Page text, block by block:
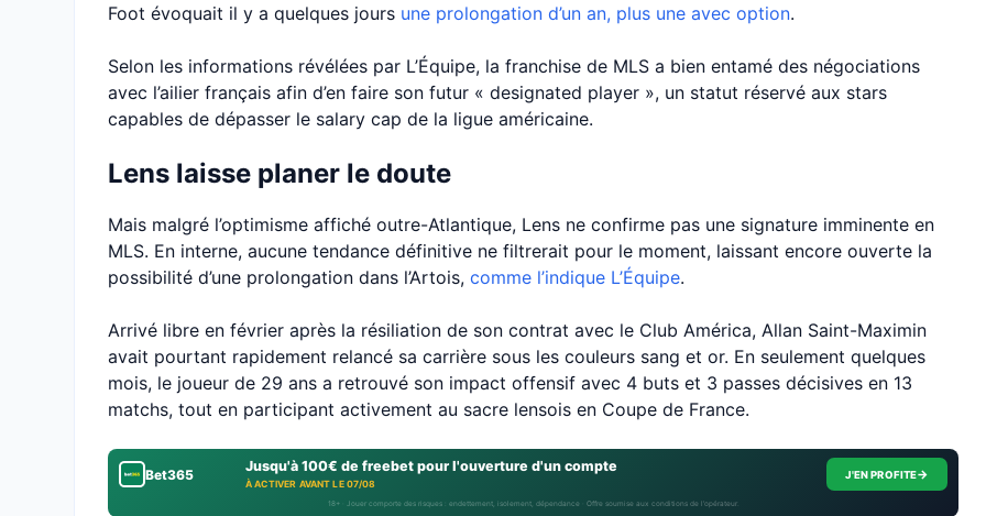
Foot évoquait il y a quelques jours une prolongation d’un an, plus une avec option.
Selon les informations révélées par L’Équipe, la franchise de MLS a bien entamé des négociations
avec l’ailier français afin d’en faire son futur « designated player », un statut réservé aux stars
capables de dépasser le salary cap de la ligue américaine.
Lens laisse planer le doute
Mais malgré l’optimisme affiché outre-Atlantique, Lens ne confirme pas une signature imminente en
MLS. En interne, aucune tendance définitive ne filtrerait pour le moment, laissant encore ouverte la
possibilité d’une prolongation dans l’Artois, comme l’indique L’Équipe.
Arrivé libre en février après la résiliation de son contrat avec le Club América, Allan Saint-Maximin
avait pourtant rapidement relancé sa carrière sous les couleurs sang et or. En seulement quelques
mois, le joueur de 29 ans a retrouvé son impact offensif avec 4 buts et 3 passes décisives en 13
matchs, tout en participant activement au sacre lensois en Coupe de France.
Bet365 Jusqu'à 100€ de freebet pour l'ouverture d'un compte
À ACTIVER AVANT LE 07/08
J'EN PROFITE→
18+ · Jouer comporte des risques : endettement, isolement, dépendance · Offre soumise aux conditions de l’opérateur.